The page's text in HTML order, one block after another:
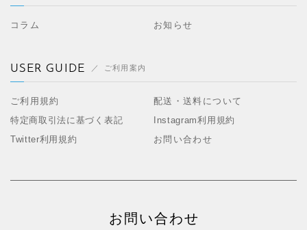
コラム お知らせ
USER GUIDE ご利用案内
ご利用規約
配送・送料について
特定商取引法に基づく表記
Instagram利用規約
Twitter利用規約
お問い合わせ
お問い合わせ